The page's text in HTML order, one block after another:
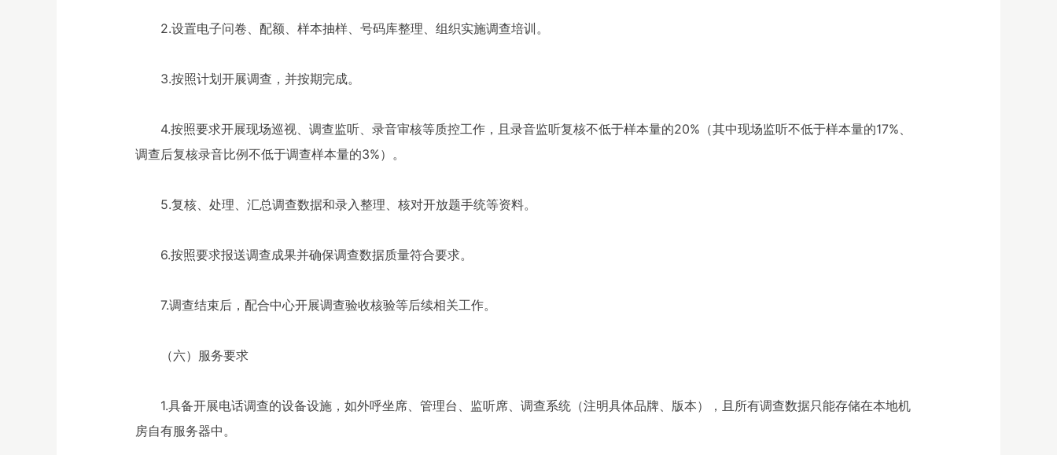
2.设置电子问卷、配额、样本抽样、号码库整理、组织实施调查培训。
3.按照计划开展调查，并按期完成。
4.按照要求开展现场巡视、调查监听、录音审核等质控工作，且录音监听复核不低于样本量的20%（其中现场监听不低于样本量的17%、
调查后复核录音比例不低于调查样本量的3%）。
5.复核、处理、汇总调查数据和录入整理、核对开放题手统等资料。
6.按照要求报送调查成果并确保调查数据质量符合要求。
7.调查结束后，配合中心开展调查验收核验等后续相关工作。
（六）服务要求
1.具备开展电话调查的设备设施，如外呼坐席、管理台、监听席、调查系统（注明具体品牌、版本），且所有调查数据只能存储在本地机
房自有服务器中。